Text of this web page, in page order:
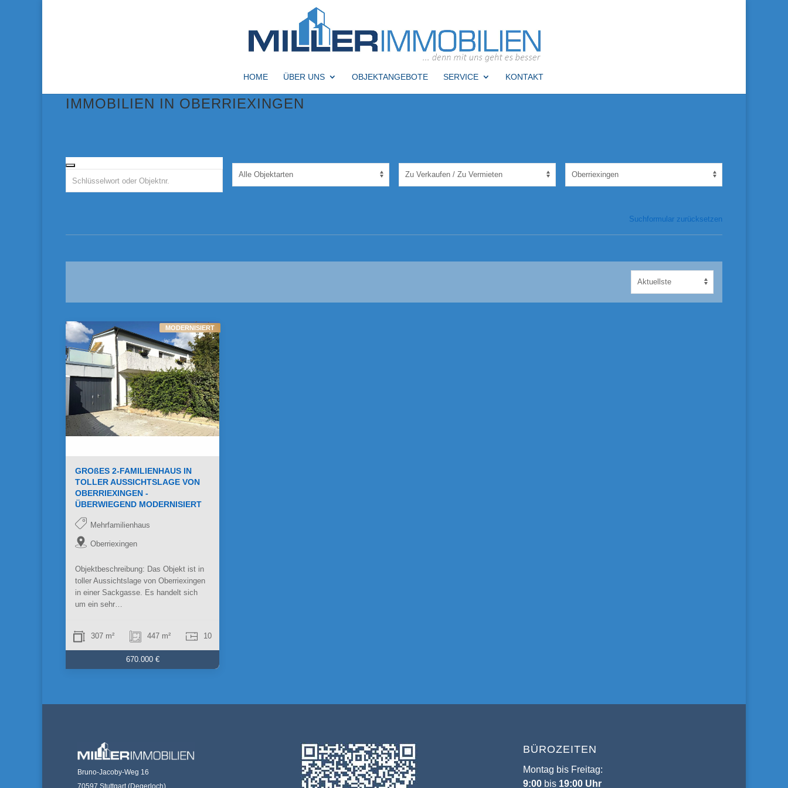
HOME ÜBER UNS OBJEKTANGEBOTE SERVICE KONTAKT
IMMOBILIEN IN OBERRIEXINGEN
Suchformular zurücksetzen
GROßES 2-FAMILIENHAUS IN
TOLLER AUSSICHTSLAGE VON
OBERRIEXINGEN -
ÜBERWIEGEND MODERNISIERT
Mehrfamilienhaus
Oberriexingen
Objektbeschreibung: Das Objekt ist in
toller Aussichtslage von Oberriexingen
in einer Sackgasse. Es handelt sich
um ein sehr…
307 m² 447 m² 10
670.000 €
MODERNISIERT
Bruno-Jacoby-Weg 16
BÜROZEITEN
Montag bis Freitag:
9:00bis 19:00 Uhr